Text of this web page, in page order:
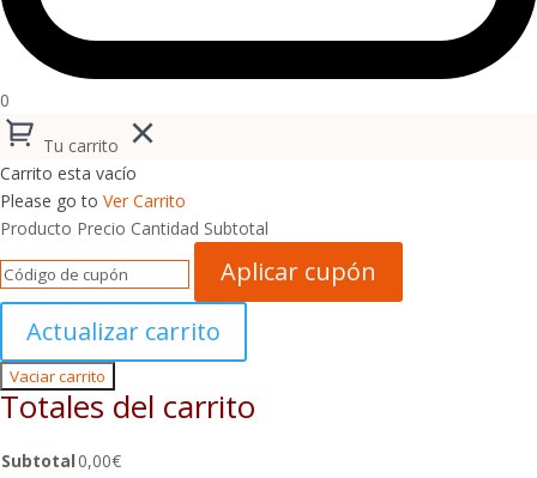
0
Tu carrito
Carrito esta vacío
Please go to Ver Carrito
Producto Precio Cantidad Subtotal
Aplicar cupón
Actualizar carrito
Vaciar carrito
Totales del carrito
Subtotal0,00€